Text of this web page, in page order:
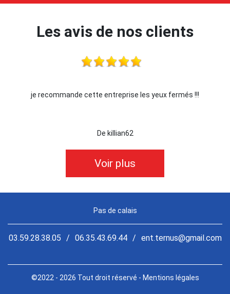
Les avis de nos clients
je recommande cette entreprise les yeux fermés !!!
De killian62
Voir plus
Pas de calais
03.59.28.38.05 / 06.35.43.69.44 / ent.ternus@gmail.com
©2022 - 2026 Tout droit réservé - Mentions légales